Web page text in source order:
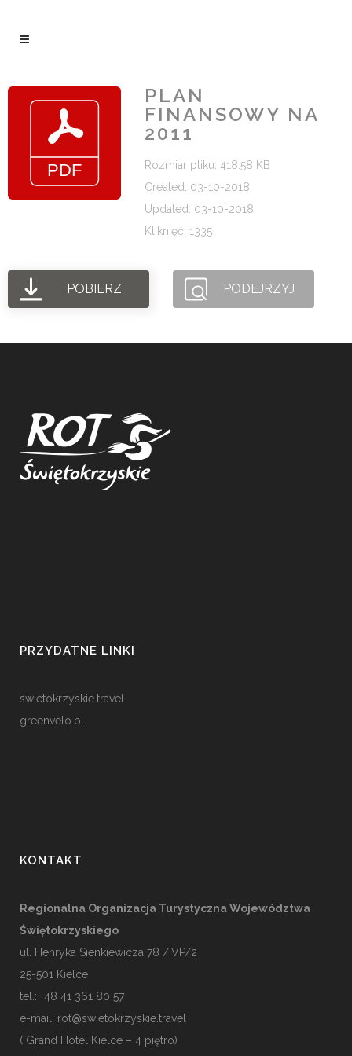
PLAN
FINANSOWY NA
2011
Rozmiar pliku: 418.58 KB
Created: 03-10-2018
Updated: 03-10-2018
Kliknięć: 1335
POBIERZ PODEJRZYJ
PRZYDATNE LINKI
swietokrzyskie.travel
greenvelo.pl
KONTAKT
Regionalna Organizacja Turystyczna Województwa
Świętokrzyskiego
ul. Henryka Sienkiewicza 78 /IVP/2
25-501 Kielce
tel.: +48 41 361 80 57
e-mail: rot@swietokrzyskie.travel
( Grand Hotel Kielce – 4 piętro)